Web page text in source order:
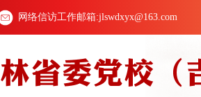
网络信访工作邮箱:jlswdxyx@163.com